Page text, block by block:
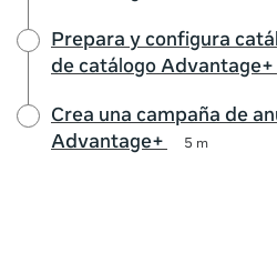
Prepara y configura
de catálogo Advantage+
Crea una campaña de
Advantage+
5 m